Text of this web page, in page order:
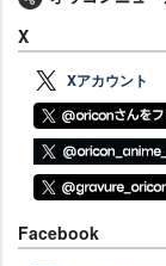
X
Xアカウント
Facebook